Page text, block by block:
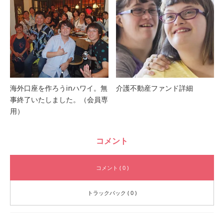
海外口座を作ろうinハワイ。無
事終了いたしました。（会員専
用）
介護不動産ファンド詳細
コメント
コメント ( 0 )
トラックバック ( 0 )